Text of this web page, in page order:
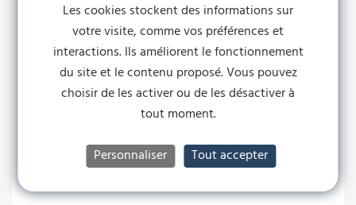
Cette attestation est obligatoire pour les
transporteurs frigorifiques transportant des
denrées périssables. Cette obligation concerne
les camionnettes, camions, semi-remorques
réfrigérées, mais aussi les conteneurs et les
emballages de transport sous chaîne du froid.
LES MOYENS MIS EN ŒUVRE PAR
GROUPE ANTOINE
Les cookies stockent des informations sur
votre visite, comme vos préférences et
interactions. Ils améliorent le fonctionnement
du site et le contenu proposé. Vous pouvez
choisir de les activer ou de les désactiver à
tout moment.
Tout accepter
Personnaliser